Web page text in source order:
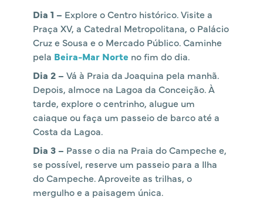
Dia 1 – Explore o Centro histórico. Visite a
Praça XV, a Catedral Metropolitana, o Palácio
Cruz e Sousa e o Mercado Público. Caminhe
pela Beira-Mar Norte no fim do dia.
Dia 2 – Vá à Praia da Joaquina pela manhã.
Depois, almoce na Lagoa da Conceição. À
tarde, explore o centrinho, alugue um
caiaque ou faça um passeio de barco até a
Costa da Lagoa.
Dia 3 – Passe o dia na Praia do Campeche e,
se possível, reserve um passeio para a Ilha
do Campeche. Aproveite as trilhas, o
mergulho e a paisagem única.